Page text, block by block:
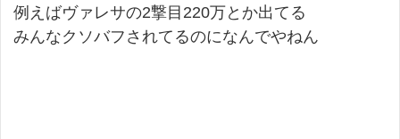
例えばヴァレサの2撃目220万とか出てる
みんなクソバフされてるのになんでやねん